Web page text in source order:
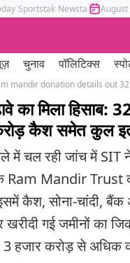
Sportstak Newstak Mumbai
August
चुनाव पॉलिटिक्स
का मिला हिसाब:
कैश समेत कुल
में चल रही जांच में SIT
Ram Mandir Trust
कैश, सोना-चांदी,
गई जमीनों का
हजार करोड़ से अधिक